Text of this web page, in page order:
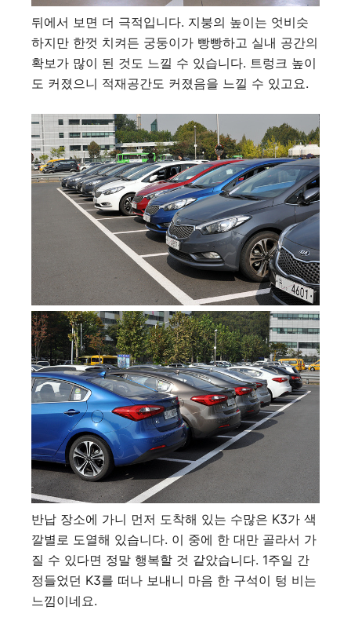
뒤에서 보면 더 극적입니다. 지붕의 높이는 엇비슷
하지만 한껏 치켜든 궁둥이가 빵빵하고 실내 공간의
확보가 많이 된 것도 느낄 수 있습니다. 트렁크 높이
도 커졌으니 적재공간도 커졌음을 느낄 수 있고요.
반납 장소에 가니 먼저 도착해 있는 수많은 K3가 색
깔별로 도열해 있습니다. 이 중에 한 대만 골라서 가
질 수 있다면 정말 행복할 것 같았습니다. 1주일 간
정들었던 K3를 떠나 보내니 마음 한 구석이 텅 비는
느낌이네요.